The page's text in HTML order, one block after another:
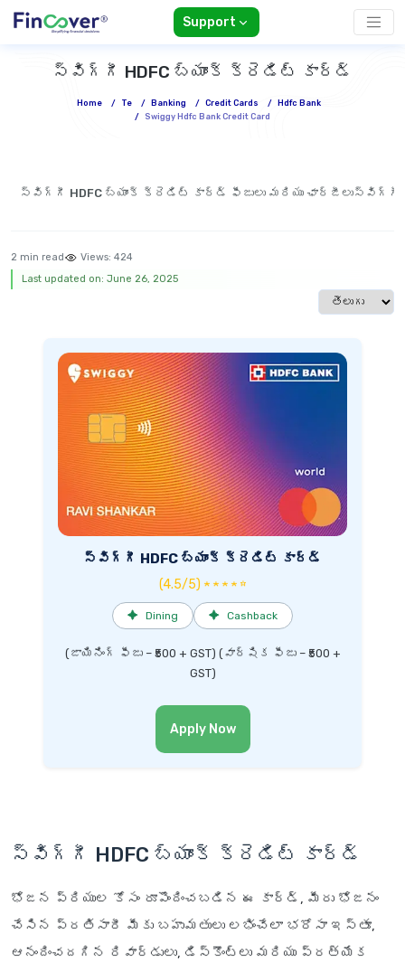
Support
స్విగ్గీ HDFC బ్యాంక్ క్రెడిట్ కార్డ్
Home / Te / Banking / Credit Cards /
Hdfc Bank
/ Swiggy Hdfc Bank Credit Card
స్విగ్గీ HDFC బ్యాంక్ క్రెడిట్ కార్డ్ ఫీజులు మరియు ఛార్జీలుస్విగ్గీ
2 min read Views: 424
Last updated on: June 26, 2025
Select
స్విగ్గీ HDFC బ్యాంక్ క్రెడిట్ కార్డ్
(4.5/5) ★ ★ ★ ★ ☆
✦ Dining ✦ Cashback
(జాయినింగ్ ఫీజు – ₹500 + GST) (వార్షిక ఫీజు – ₹500 +
GST)
Apply Now
స్విగ్గీ HDFC బ్యాంక్ క్రెడిట్ కార్డ్
భోజన ప్రియుల కోసం రూపొందించబడిన ఈ కార్డ్, మీరు భోజనం
చేసిన ప్రతిసారీ మీకు బహుమతులు లభించేలా భరోసా ఇస్తూ,
ఆనందించదగిన రివార్డులు, డిస్కౌంట్లు మరియు ప్రత్యేక